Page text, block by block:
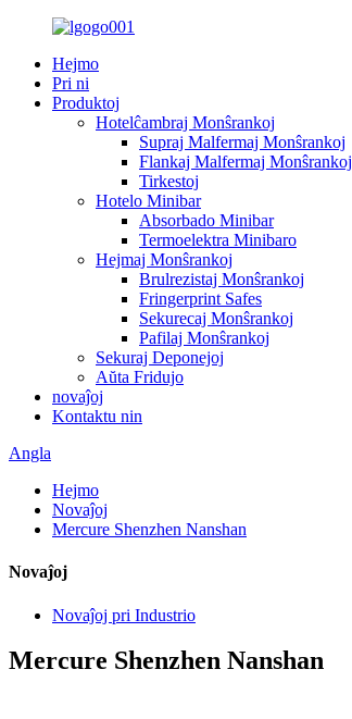
Hejmo
Pri ni
Produktoj
Hotelĉambraj Monŝrankoj
Supraj Malfermaj Monŝrankoj
Flankaj Malfermaj Monŝrankoj
Tirkestoj
Hotelo Minibar
Absorbado Minibar
Termoelektra Minibaro
Hejmaj Monŝrankoj
Brulrezistaj Monŝrankoj
Fringerprint Safes
Sekurecaj Monŝrankoj
Pafilaj Monŝrankoj
Sekuraj Deponejoj
Aŭta Fridujo
novaĵoj
Kontaktu nin
Angla
Hejmo
Novaĵoj
Mercure Shenzhen Nanshan
Novaĵoj
Novaĵoj pri Industrio
Mercure Shenzhen Nanshan